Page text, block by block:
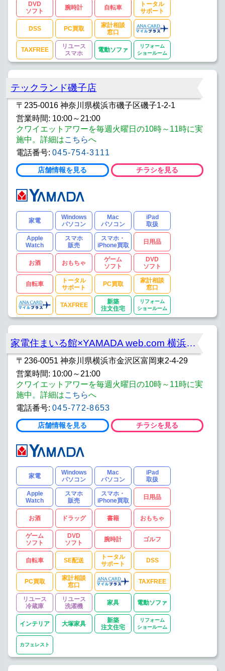
DVD
ソフト
腕時計 自転車
トータル
サポート
DSS PC買取
家計相談
窓口
TAXFREE
リユース
スマホ
電動ソファ
リフォーム
ショールーム
テックランド磯子店
〒235-0016 神奈川県横浜市磯子区磯子1-2-1
営業時間: 10:00～21:00
クワイエットアワーを毎週火曜日の10時～11時に実
施中。詳細はこちらへ
電話番号: 045-754-3111
店舗情報を見る チラシを見る
家電
Windows
パソコン
Mac
パソコン
iPad
取扱
Apple
Watch
スマホ
販売
スマホ・
iPhone買取
日用品
お酒 おもちゃ
ゲーム
ソフト
DVD
ソフト
自転車
トータル
サポート
PC買取
家計相談
窓口
TAXFREE
新築
注文住宅
リフォーム
ショールーム
家電住まいる館×YAMADA web.com 横浜金沢店
〒236-0051 神奈川県横浜市金沢区富岡東2-4-29
営業時間: 10:00～21:00
クワイエットアワーを毎週火曜日の10時～11時に実
施中。詳細はこちらへ
電話番号: 045-772-8653
店舗情報を見る チラシを見る
家電
Windows
パソコン
Mac
パソコン
iPad
取扱
Apple
Watch
スマホ
販売
スマホ・
iPhone買取
日用品
お酒 ドラッグ 書籍 おもちゃ
ゲーム
ソフト
DVD
ソフト
腕時計 ゴルフ
自転車 SE配送
トータル
サポート
DSS
PC買取
家計相談
窓口
TAXFREE
リユース
冷蔵庫
リユース
洗濯機
家具 電動ソファ
インテリア 大塚家具
新築
注文住宅
リフォーム
ショールーム
カフェレスト